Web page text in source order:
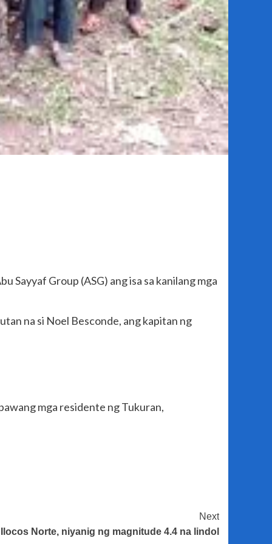
Sayyaf Group (ASG) ang isa sa kanilang mga
na si Noel Besconde, ang kapitan ng
mga residente ng Tukuran,
Next
Norte, niyanig ng magnitude 4.4 na lindol